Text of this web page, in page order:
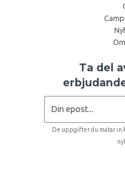
Ta del
De uppgifter du matar in